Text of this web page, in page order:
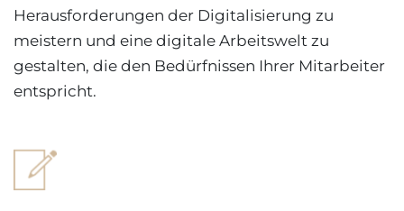
Herausforderungen der Digitalisierung zu
meistern und eine digitale Arbeitswelt zu
gestalten, die den Bedürfnissen Ihrer Mitarbeiter
entspricht.